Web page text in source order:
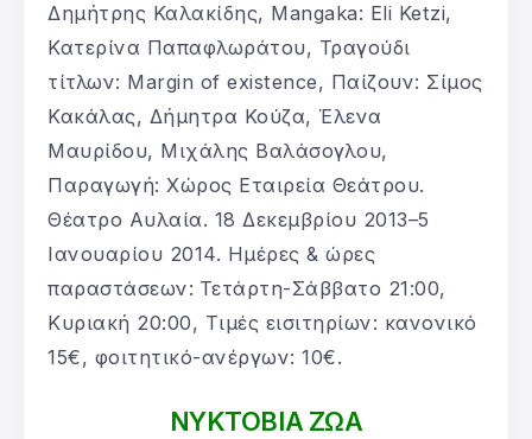
Δημήτρης Καλακίδης, Mangaka: Eli Ketzi,
Κατερίνα Παπαφλωράτου, Τραγούδι
τίτλων: Margin of existence, Παίζουν: Σίμος
Κακάλας, Δήμητρα Κούζα, Έλενα
Μαυρίδου, Μιχάλης Βαλάσογλου,
Παραγωγή: Χώρος Εταιρεία Θεάτρου.
Θέατρο Αυλαία. 18 Δεκεμβρίου 2013–5
Ιανουαρίου 2014. Ημέρες & ώρες
παραστάσεων: Τετάρτη-Σάββατο 21:00,
Κυριακή 20:00, Τιμές εισιτηρίων: κανονικό
15€, φοιτητικό-ανέργων: 10€.
ΝΥΚΤΟΒΙΑ ΖΩΑ